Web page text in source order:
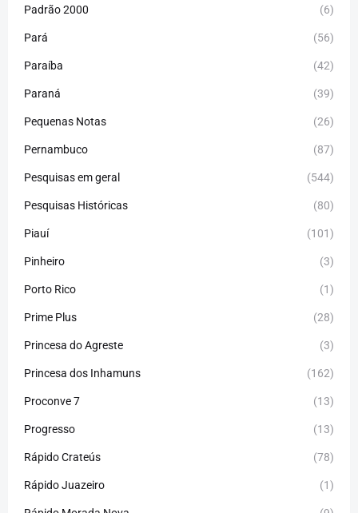
Padrão 2000 (6)
Pará (56)
Paraíba (42)
Paraná (39)
Pequenas Notas (26)
Pernambuco (87)
Pesquisas em geral (544)
Pesquisas Históricas (80)
Piauí (101)
Pinheiro (3)
Porto Rico (1)
Prime Plus (28)
Princesa do Agreste (3)
Princesa dos Inhamuns (162)
Proconve 7 (13)
Progresso (13)
Rápido Crateús (78)
Rápido Juazeiro (1)